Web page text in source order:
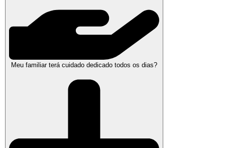
Meu familiar terá cuidado dedicado todos os dias?